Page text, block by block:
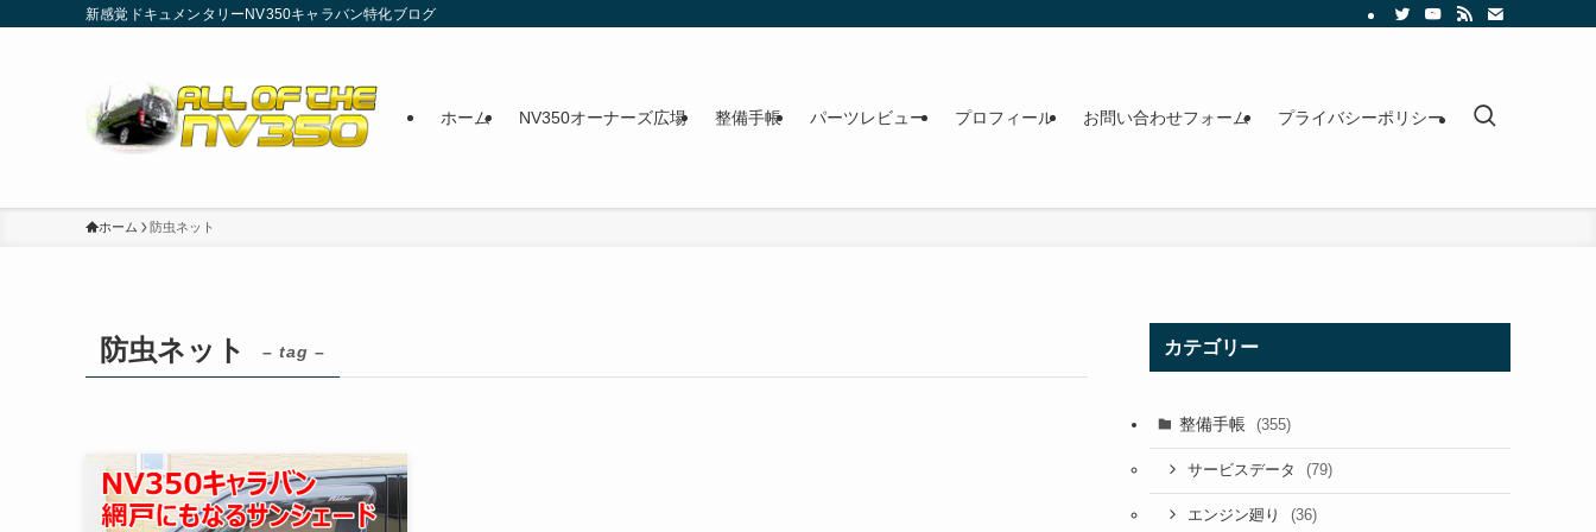
新感覚ドキュメンタリーNV350キャラバン特化ブログ
ホーム NV350オーナーズ広場 整備手帳 パーツレビュー プロフィール お問い合わせフォーム プライバシーポリシー
ホーム 防虫ネット
防虫ネット – tag – カテゴリー
整備手帳 (355)
サービスデータ (79)
エンジン廻り (36)